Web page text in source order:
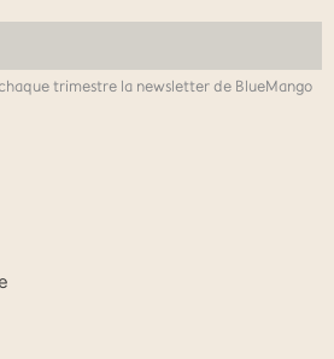
trimestre la newsletter de BlueMango